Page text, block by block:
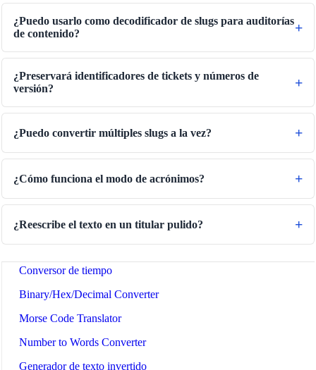
Convertidor de peso
Convertidor de temperatura
Convertidor de Volumen
Convertidor de volumen seco
Convertidor de energía
Convertidor de almacenamiento de datos
Conversor de consumo de combustible
Convertidor de Potencia
Conversor de presión
Convertidor de velocidad
Conversor de tiempo
Binary/Hex/Decimal Converter
Morse Code Translator
Number to Words Converter
Generador de texto invertido
¿Puedo usarlo como decodificador de slugs para auditorías
de contenido?
¿Preservará identificadores de tickets y números de
versión?
¿Puedo convertir múltiples slugs a la vez?
¿Cómo funciona el modo de acrónimos?
¿Reescribe el texto en un titular pulido?